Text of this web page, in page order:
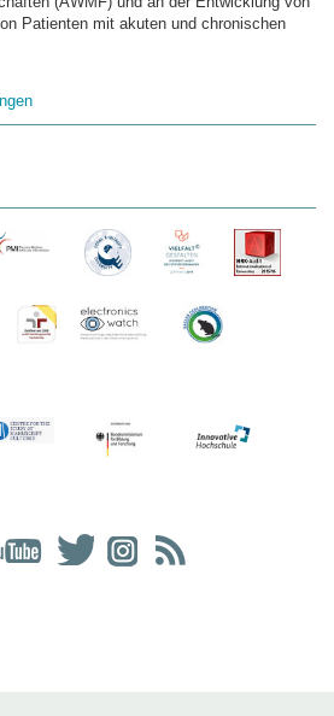
Patienten mit akuten und chronischen